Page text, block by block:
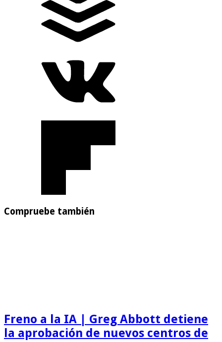
Compruebe también
Freno a la IA | Greg Abbott detiene
la aprobación de nuevos centros de